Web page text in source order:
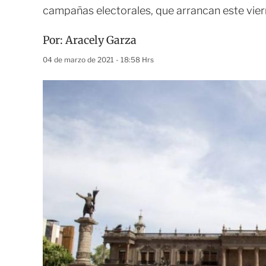
campañas electorales, que arrancan este
Por:Aracely Garza
04 de marzo de 2021 - 18:58 Hrs